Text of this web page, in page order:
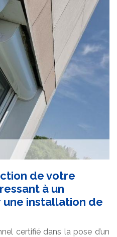
de votre
à un
installation de
certifié dans la pose d’un